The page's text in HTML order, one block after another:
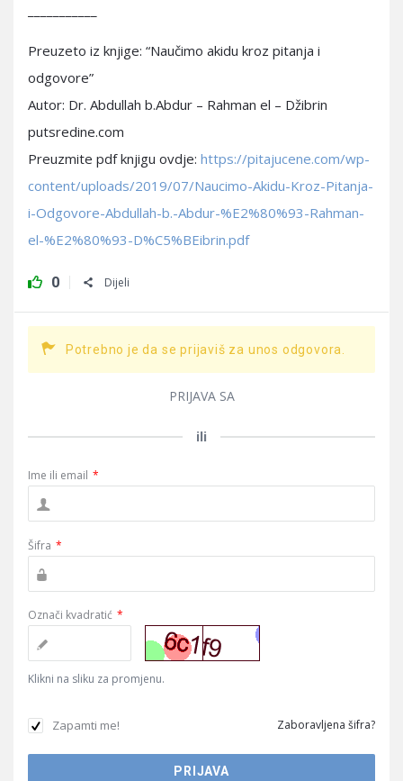
Preuzeto iz knjige: “Naučimo akidu kroz pitanja i
odgovore”
Autor: Dr. Abdullah b.Abdur – Rahman el – Džibrin
putsredine.com
Preuzmite pdf knjigu ovdje: https://pitajucene.com/wp-
content/uploads/2019/07/Naucimo-Akidu-Kroz-Pitanja-
i-Odgovore-Abdullah-b.-Abdur-%E2%80%93-Rahman-
el-%E2%80%93-D%C5%BEibrin.pdf
0 Dijeli
Potrebno je da se prijaviš za unos odgovora.
PRIJAVA SA
ili
Ime ili email *
Šifra *
Označi kvadratić *
Klikni na sliku za promjenu.
Zapamti me! Zaboravljena šifra?